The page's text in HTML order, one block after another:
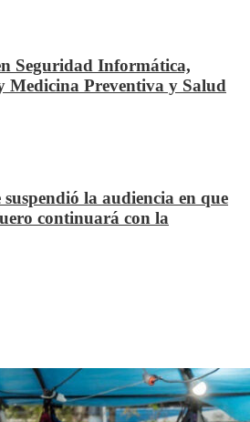
Seguridad Informática,
Medicina Preventiva y Salud
la audiencia en que
continuará con la